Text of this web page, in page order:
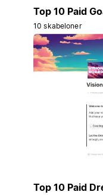
Top 10 Paid
10 skabeloner
Top 10 Paid